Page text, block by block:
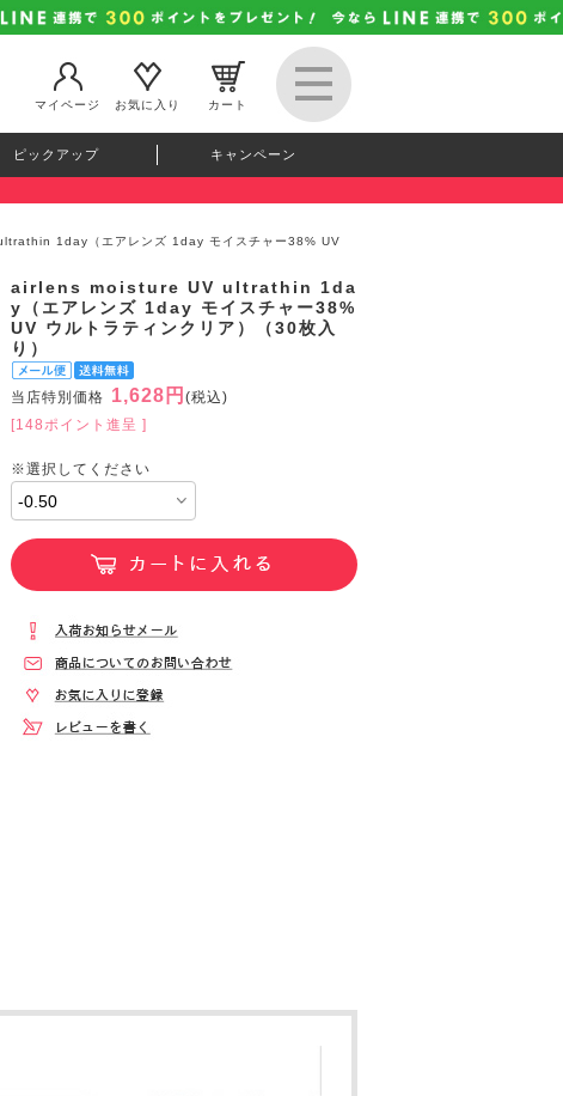
マイページ
お気に入り カート
ピックアップ キャンペーン
1day（エアレンズ 1day モイスチャー38% UV
airlens moisture UV ultrathin 1da
y（エアレンズ 1day モイスチャー38%
UV ウルトラティンクリア）（30枚入
り）
当店特別価格 1,628円 (税込)
[148ポイント進呈 ]